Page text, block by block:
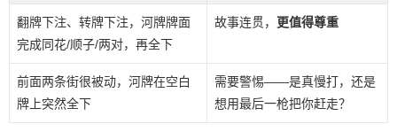
翻牌下注、转牌下注，河牌牌面
完成同花/顺子/两对，再全下
故事连贯， 更值得尊重
前面两条街很被动，河牌在空白
牌上突然全下
需要警惕——是真慢打，还是
想用最后一枪把你赶走？